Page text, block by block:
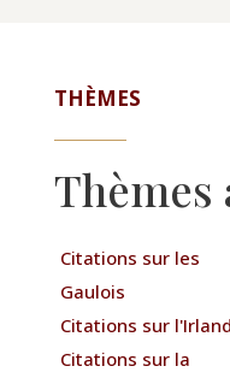
THÈMES
Thèmes
Citations sur les
Gaulois
Citations sur
Citations sur la